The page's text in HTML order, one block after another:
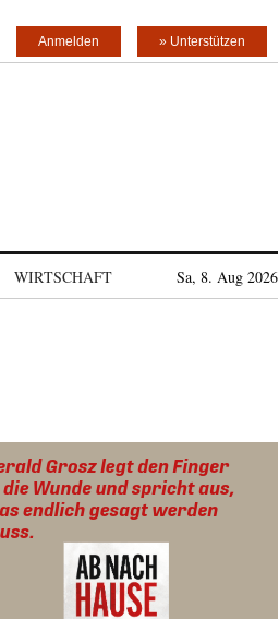
» Unterstützen
Anmelden
WIRTSCHAFT Sa, 8. Aug 2026